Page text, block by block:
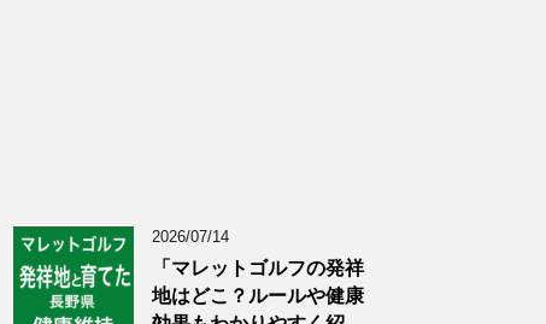
2026/07/14
「マレットゴルフの発祥
地はどこ？ルールや健康